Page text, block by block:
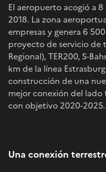
El aeropuerto acogió a
2018. La zona
empresas y genera 6
proyecto de servicio de
Regional), TER200, S-
km de la línea
construcción de una
mejor conexión del
con objetivo 2020-2025.
Una conexión